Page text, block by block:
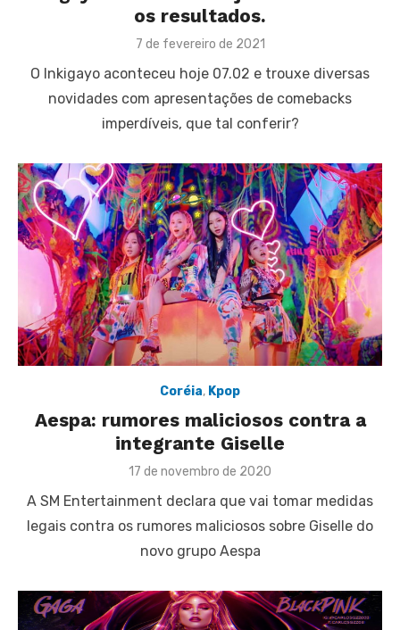
os resultados.
Posted
7 de fevereiro de 2021
O Inkigayo aconteceu hoje 07.02 e trouxe diversas
novidades com apresentações de comebacks
imperdíveis, que tal conferir?
Coréia, Kpop
Aespa: rumores maliciosos contra a
integrante Giselle
Posted
17 de novembro de 2020
A SM Entertainment declara que vai tomar medidas
legais contra os rumores maliciosos sobre Giselle do
novo grupo Aespa